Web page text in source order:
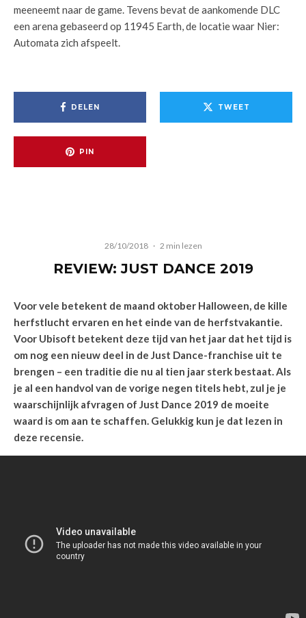
meeneemt naar de game. Tevens bevat de aankomende DLC
een arena gebaseerd op 11945 Earth, de locatie waar Nier:
Automata zich afspeelt.
DELEN TWEET
PIN
28/10/2018 · 2 min lezen
REVIEW: JUST DANCE 2019
Voor vele betekent de maand oktober Halloween, de kille
herfstlucht ervaren en het einde van de herfstvakantie.
Voor Ubisoft betekent deze tijd van het jaar dat het tijd is
om nog een nieuw deel in de Just Dance-franchise uit te
brengen – een traditie die nu al tien jaar sterk bestaat. Als
je al een handvol van de vorige negen titels hebt, zul je je
waarschijnlijk afvragen of Just Dance 2019 de moeite
waard is om aan te schaffen. Gelukkig kun je dat lezen in
deze recensie.